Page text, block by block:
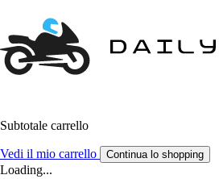
Subtotale carrello
Vedi il mio carrello Continua lo shopping
Loading...